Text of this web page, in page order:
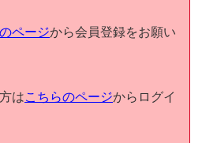
ページから会員登録をお願い
はこちらのページからログイ